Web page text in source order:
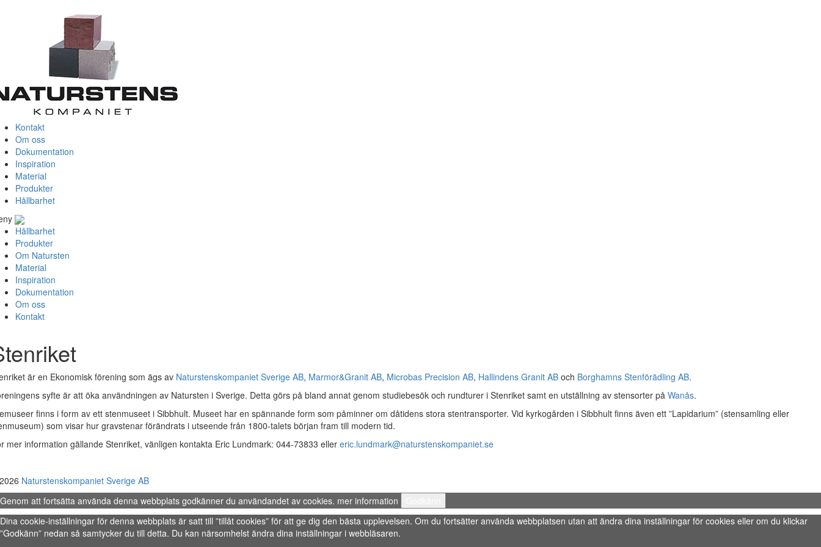
Kontakt
Om oss
Dokumentation
Inspiration
Material
Produkter
Hållbarhet
Hållbarhet
Produkter
Om Natursten
Material
Inspiration
Dokumentation
Om oss
Kontakt
är en Ekonomisk förening som ägs av Naturstenskompaniet Sverige AB, Marmor&Granit AB, Microbas Precision AB, Hallindens Granit AB och Borghamns Stenförädling AB.
syfte är att öka användningen av Natursten i Sverige. Detta görs på bland annat genom studiebesök och rundturer i Stenriket samt en utställning av stensorter på Wanås.
finns i form av ett stenmuseet i Sibbhult. Museet har en spännande form som påminner om dåtidens stora stentransporter. Vid kyrkogården i Sibbhult finns även ett ”Lapidarium” (stensamling eller
som visar hur gravstenar förändrats i utseende från 1800-talets början fram till modern tid.
mer information gällande Stenriket, vänligen kontakta Eric Lundmark: 044-73833 eller eric.lundmark@naturstenskompaniet.se
Naturstenskompaniet Sverige AB
Genom att fortsätta använda denna webbplats godkänner du användandet av cookies. mer information
Dina cookie-inställningar för denna webbplats är satt till ”tillåt cookies” för att ge dig den bästa upplevelsen. Om du fortsätter använda webbplatsen utan att ändra dina inställningar för cookies eller om du klickar
”Godkänn” nedan så samtycker du till detta. Du kan närsomhelst ändra dina inställningar i webbläsaren.